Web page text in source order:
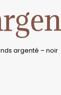
argenté – noir